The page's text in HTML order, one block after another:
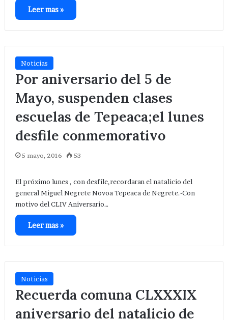
Leer mas »
Noticias
Por aniversario del 5 de
Mayo, suspenden clases
escuelas de Tepeaca;el lunes
desfile conmemorativo
5 mayo, 2016 53
El próximo lunes , con desfile,recordaran el natalicio del
general Miguel Negrete Novoa Tepeaca de Negrete.-Con
motivo del CLIV Aniversario…
Leer mas »
Noticias
Recuerda comuna CLXXXIX
aniversario del natalicio de